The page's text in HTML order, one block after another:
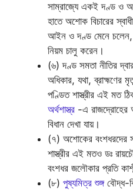
সাম্রাজ্যে একই দণ্ড ও
হাতে অশোক বিচারের
আইন ও দণ্ড মেনে
নিয়ম চালু করেন।
(৬) দণ্ড সমতা নীতির
অধিকার, যথা, ব্রাহ্মণের
পণ্ডিত শাস্ত্রীর এই মত
অর্থশাস্ত্র -এ রাজদ্রোহের
বিধান দেখা যায়।
(৭) অশোকের বংশধরদের
শাস্ত্রীর এই মতও ডঃ
বংশধর জলৌকার প্রতি
(৮) পুষ্যমিত্র শুঙ্গবৌদ্ধ-